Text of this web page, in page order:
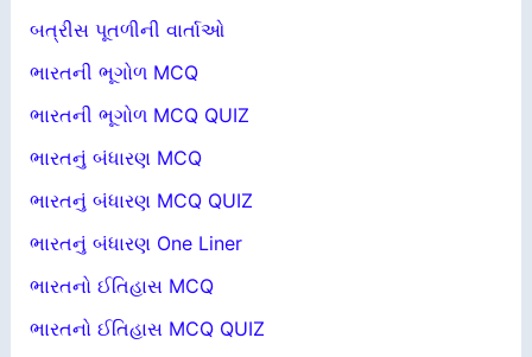
બત્રીસ પૂતળીની વાર્તાઓ
ભારતની ભૂગોળ MCQ
ભારતની ભૂગોળ MCQ QUIZ
ભારતનું બંધારણ MCQ
ભારતનું બંધારણ MCQ QUIZ
ભારતનું બંધારણ One Liner
ભારતનો ઈતિહાસ MCQ
ભારતનો ઈતિહાસ MCQ QUIZ